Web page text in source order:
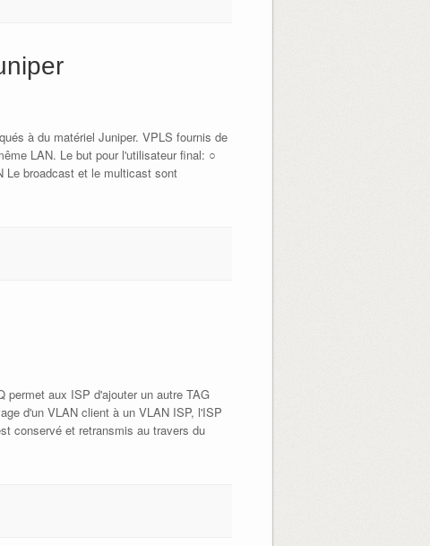
à du matériel Juniper. VPLS fournis de
LAN. Le but pour l'utilisateur final: ○
Le broadcast et le multicast sont
permet aux ISP d'ajouter un autre TAG
d'un VLAN client à un VLAN ISP, l'ISP
conservé et retransmis au travers du